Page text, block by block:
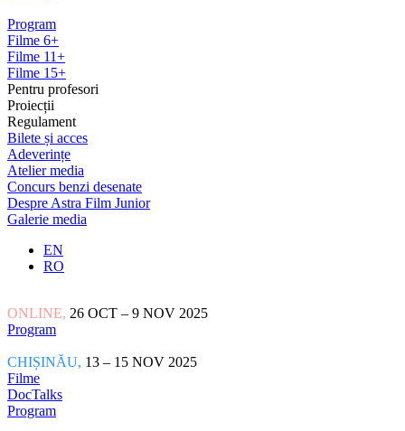
Program
Filme 6+
Filme 11+
Filme 15+
Pentru profesori
Proiecții
Regulament
Bilete și acces
Adeverințe
Atelier media
Concurs benzi desenate
Despre Astra Film Junior
Galerie media
EN
RO
ONLINE, 26 OCT – 9 NOV 2025
Program
CHIȘINĂU, 13 – 15 NOV 2025
Filme
DocTalks
Program